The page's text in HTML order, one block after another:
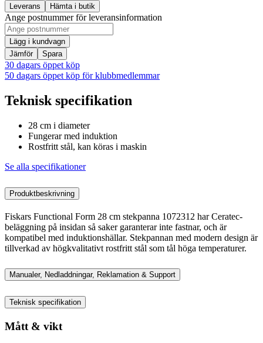
Leverans Hämta i butik
Ange postnummer för leveransinformation
Lägg i kundvagn
Jämför
Spara
30 dagars öppet köp
50 dagars öppet köp för klubbmedlemmar
Teknisk specifikation
28 cm i diameter
Fungerar med induktion
Rostfritt stål, kan köras i maskin
Se alla specifikationer
Produktbeskrivning
Fiskars Functional Form 28 cm stekpanna 1072312 har Ceratec-
beläggning på insidan så saker garanterar inte fastnar, och är
kompatibel med induktionshällar. Stekpannan med modern design är
tillverkad av högkvalitativt rostfritt stål som tål höga temperaturer.
Manualer, Nedladdningar, Reklamation & Support
Teknisk specifikation
Mått & vikt